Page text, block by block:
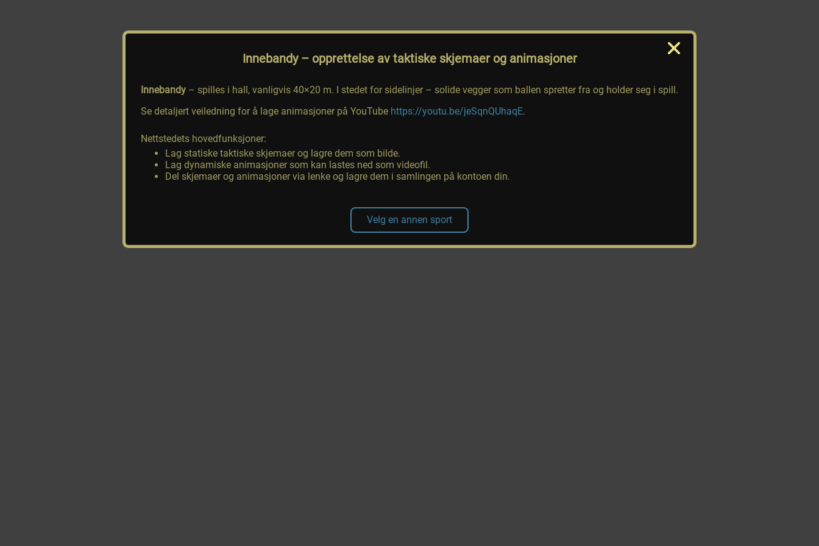
Innebandy– opprettelse av taktiske skjemaer og animasjoner
Innebandy – spilles i hall, vanligvis 40×20 m. I stedet for sidelinjer – solide vegger som ballen spretter fra og holder seg i spill.
Se detaljert veiledning for å lage animasjoner på YouTube https://youtu.be/jeSqnQUhaqE.
Nettstedets hovedfunksjoner:
Lag statiske taktiske skjemaer og lagre dem som bilde.
Lag dynamiske animasjoner som kan lastes ned som videofil.
Del skjemaer og animasjoner via lenke og lagre dem i samlingen på kontoen din.
Velg en annen sport